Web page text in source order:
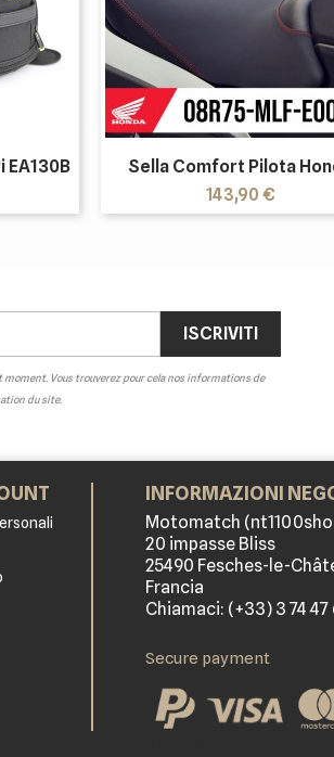
EA130B
Sella Comfort Pilota
Prezzo
143,90 €
moment. Vous trouverez pour cela nos informations de
du site.
INFORMAZIONI
Motomatch
20 impasse Bliss
25490 Fesches-le-
Francia
Chiamaci: (+33) 3 74 47
Secure payment